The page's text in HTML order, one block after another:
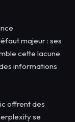
majeur : ses
cette lacune
informations
offrent des
se